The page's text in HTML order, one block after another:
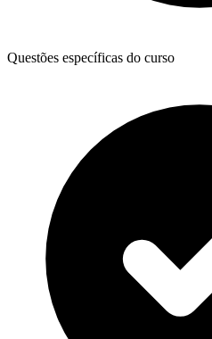
Questões específicas do curso